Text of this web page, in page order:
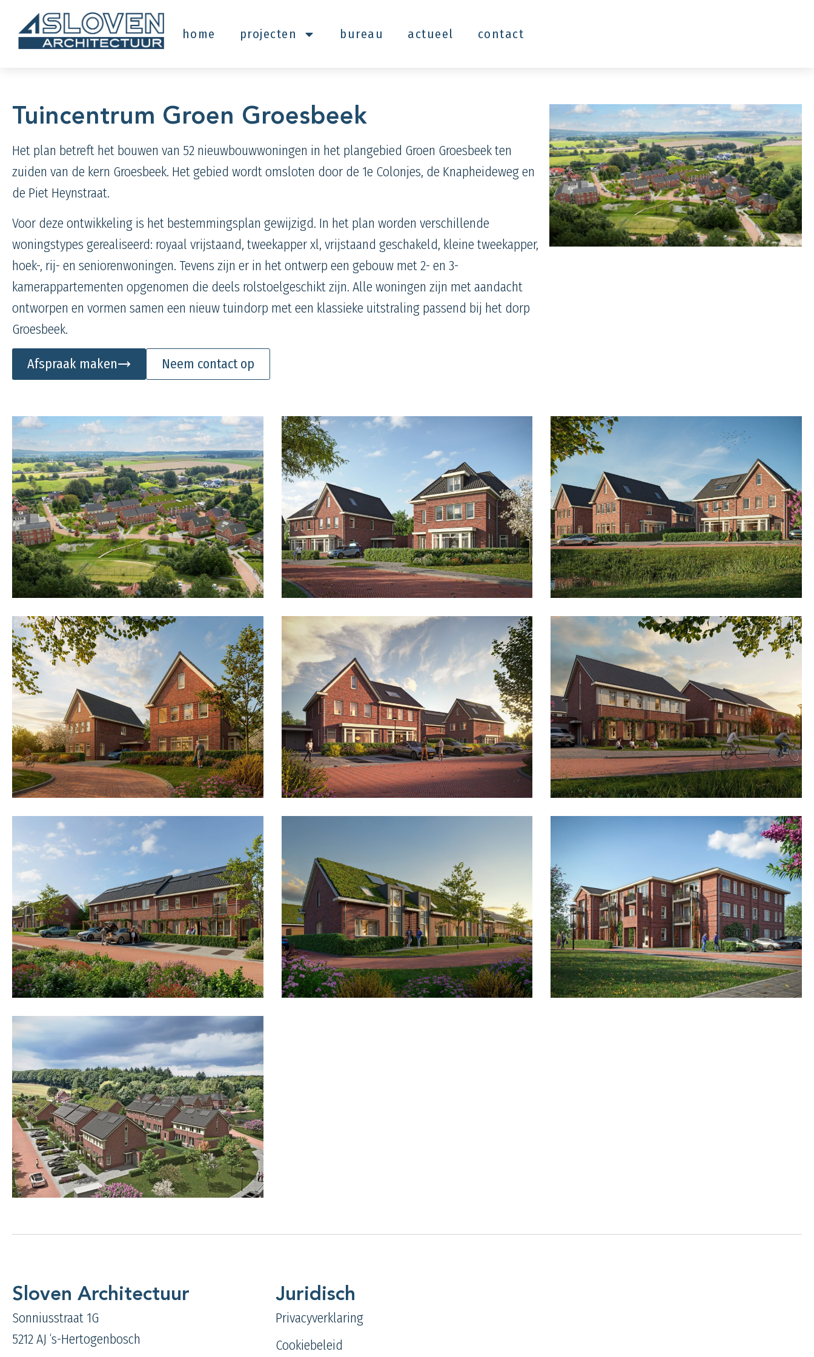
home projecten bureau actueel contact
Tuincentrum Groen Groesbeek
Het plan betreft het bouwen van 52 nieuwbouwwoningen in het plangebied Groen Groesbeek ten
zuiden van de kern Groesbeek. Het gebied wordt omsloten door de 1e Colonjes, de Knapheideweg en
de Piet Heynstraat.
Voor deze ontwikkeling is het bestemmingsplan gewijzigd. In het plan worden verschillende
woningstypes gerealiseerd: royaal vrijstaand, tweekapper xl, vrijstaand geschakeld, kleine tweekapper,
hoek-, rij- en seniorenwoningen. Tevens zijn er in het ontwerp een gebouw met 2- en 3-
kamerappartementen opgenomen die deels rolstoelgeschikt zijn. Alle woningen zijn met aandacht
ontworpen en vormen samen een nieuw tuindorp met een klassieke uitstraling passend bij het dorp
Groesbeek.
Afspraak maken Neem contact op
Sloven Architectuur
Sonniusstraat 1G
5212 AJ ‘s-Hertogenbosch
Juridisch
Privacyverklaring
Cookiebeleid